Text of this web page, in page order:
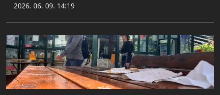
2026. 06. 09. 14:19